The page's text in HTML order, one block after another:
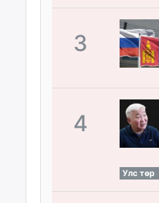
3
4
Улс төр